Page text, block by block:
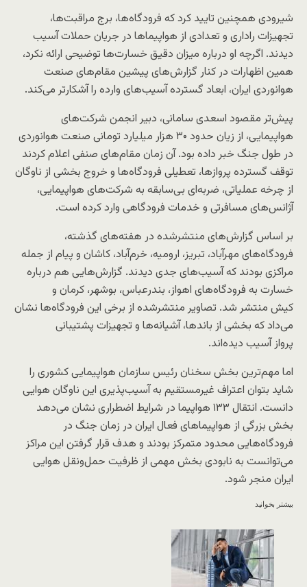
شیرودی همچنین تایید کرد که فرودگاه‌ها، برج‌ مراقبت‌ها،
تجهیزات راداری و تعدادی از هواپیماها در جریان حملات آسیب
دیدند. اگرچه او درباره میزان دقیق خسارت‌ها توضیحی ارائه نکرد،
همین اظهارات در کنار گزارش‌های پیشین مقام‌های صنعت
هوانوردی ایران، ابعاد گسترده آسیب‌های وارده را آشکارتر می‌کند.
پیش‌تر مقصود اسعدی سامانی، دبیر انجمن شرکت‌های
هواپیمایی، از زیان حدود ۳۰ هزار میلیارد تومانی صنعت هوانوردی
در طول جنگ خبر داده بود. آن زمان مقام‌های صنفی اعلام کردند
توقف گسترده پروازها، تعطیلی فرودگاه‌ها و خروج بخشی از ناوگان
از چرخه عملیاتی، ضربه‌ای بی‌سابقه به شرکت‌های هواپیمایی،
آژانس‌های مسافرتی و خدمات فرودگاهی وارد کرده است.
بر اساس گزارش‌های منتشرشده در هفته‌های گذشته،
فرودگاه‌های مهرآباد، تبریز، ارومیه، خرم‌آباد، کاشان و پیام از جمله
مراکزی بودند که آسیب‌های جدی دیدند. گزارش‌هایی هم درباره
خسارت به فرودگاه‌های اهواز، بندرعباس، بوشهر، کرمان و
کیش منتشر شد. تصاویر منتشرشده از برخی این فرودگاه‌ها نشان
می‌داد که بخشی از باندها، آشیانه‌ها و تجهیزات پشتیبانی
پرواز آسیب دیده‌اند.
اما مهم‌ترین بخش سخنان رئیس سازمان هواپیمایی کشوری را
شاید بتوان اعتراف غیرمستقیم به آسیب‌پذیری این ناوگان هوایی
دانست. انتقال ۱۳۳ هواپیما در شرایط اضطراری نشان می‌دهد
بخش بزرگی از هواپیماهای فعال ایران در زمان جنگ در
فرودگاه‌هایی محدود متمرکز بودند و هدف قرار گرفتن این مراکز
می‌توانست به نابودی بخش مهمی از ظرفیت حمل‌ونقل هوایی
ایران منجر شود.
بیشتر بخوانید